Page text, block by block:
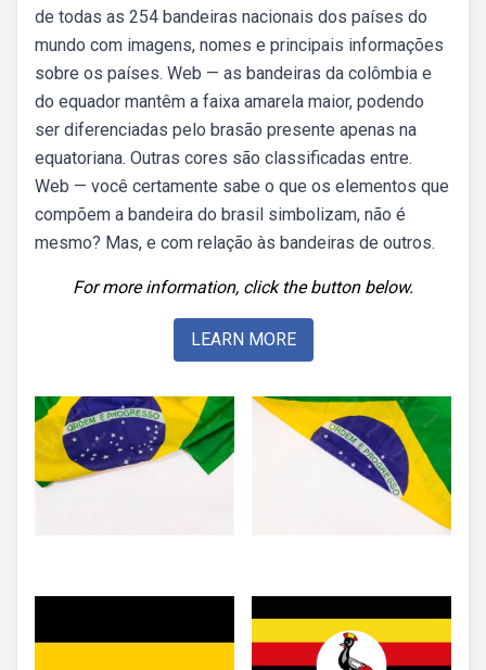
de todas as 254 bandeiras nacionais dos países do
mundo com imagens, nomes e principais informações
sobre os países. Web — as bandeiras da colômbia e
do equador mantêm a faixa amarela maior, podendo
ser diferenciadas pelo brasão presente apenas na
equatoriana. Outras cores são classificadas entre.
Web — você certamente sabe o que os elementos que
compõem a bandeira do brasil simbolizam, não é
mesmo? Mas, e com relação às bandeiras de outros.
For more information, click the button below.
LEARN MORE